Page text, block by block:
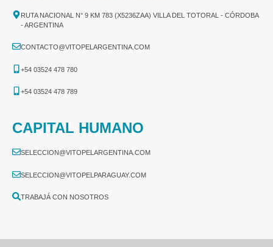
RUTA NACIONAL N° 9 KM 783 (X5236ZAA) VILLA DEL TOTORAL - CÓRDOBA
- ARGENTINA
CONTACTO@VITOPELARGENTINA.COM
+54 03524 478 780​
+54 03524 478 789​
CAPITAL HUMANO
SELECCION@VITOPELARGENTINA.COM
SELECCION@VITOPELPARAGUAY.COM
TRABAJÁ CON NOSOTROS